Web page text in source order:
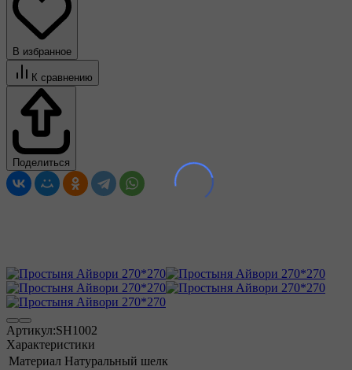
В избранное
К сравнению
Поделиться
Артикул:SH1002
Характеристики
Материал Натуральный шелк